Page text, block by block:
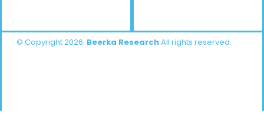
© Copyright 2026. Beerka ResearchAll rights reserved.